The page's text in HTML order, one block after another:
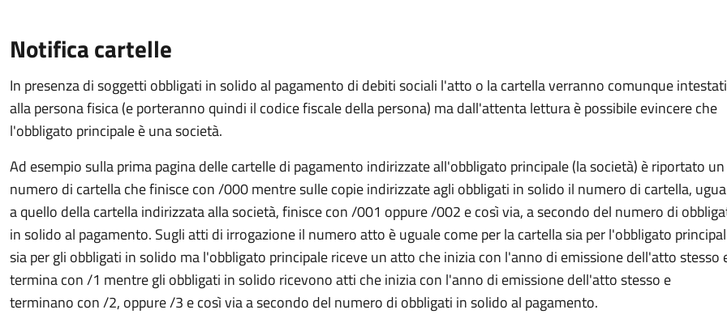
Notifica cartelle
In presenza di soggetti obbligati in solido al pagamento di debiti sociali l'atto o la cartella verranno comunque intestati
alla persona fisica (e porteranno quindi il codice fiscale della persona) ma dall'attenta lettura è possibile evincere che
l'obbligato principale è una società.
Ad esempio sulla prima pagina delle cartelle di pagamento indirizzate all'obbligato principale (la società) è riportato un
numero di cartella che finisce con /000 mentre sulle copie indirizzate agli obbligati in solido il numero di cartella,
a quello della cartella indirizzata alla società, finisce con /001 oppure /002 e così via, a secondo del numero di
in solido al pagamento. Sugli atti di irrogazione il numero atto è uguale come per la cartella sia per l'obbligato
sia per gli obbligati in solido ma l'obbligato principale riceve un atto che inizia con l'anno di emissione dell'atto stesso
termina con /1 mentre gli obbligati in solido ricevono atti che inizia con l'anno di emissione dell'atto stesso e
terminano con /2, oppure /3 e così via a secondo del numero di obbligati in solido al pagamento.